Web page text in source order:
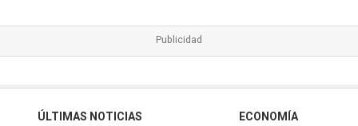
ÚLTIMAS NOTICIAS
ECONOMÍA